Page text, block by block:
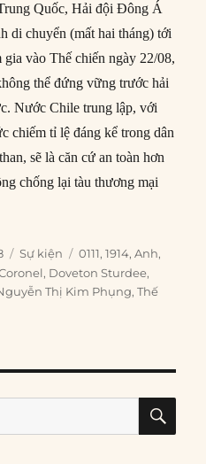
Quốc, Hải đội Đông Á
di chuyển (mất hai tháng) tới
vào Thế chiến ngày 22/08,
thể đứng vững trước hải
Nước Chile trung lập, với
chiếm tỉ lệ đáng kể trong dân
sẽ là căn cứ an toàn hơn
chống lại tàu thương mại
11/1914: Trận Coronel”
Categories
Sự kiện Tags
0111,1914,Anh,
, Doveton Sturdee,
Thị Kim Phụng,Thế